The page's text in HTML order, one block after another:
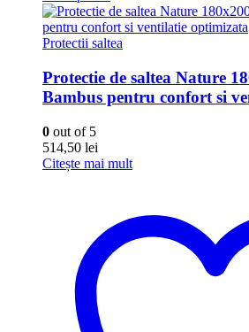
Protectii saltea
Protectie de saltea Nature
Bambus pentru confort si
0 out of 5
514,50 lei
Citește mai mult